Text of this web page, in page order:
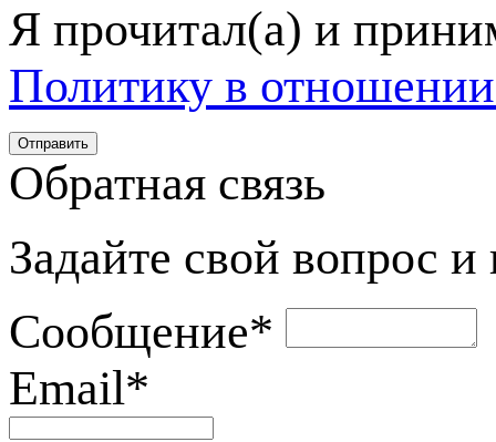
Я прочитал(а) и
Политику в
Обратная связь
Задайте свой вопрос
Сообщение*
Email*